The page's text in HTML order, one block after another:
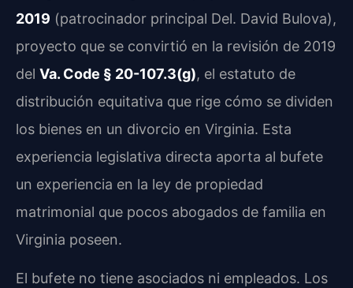
2019 (patrocinador principal Del. David Bulova),
proyecto que se convirtió en la revisión de 2019
del Va. Code § 20-107.3(g), el estatuto de
distribución equitativa que rige cómo se dividen
los bienes en un divorcio en Virginia. Esta
experiencia legislativa directa aporta al bufete
un experiencia en la ley de propiedad
matrimonial que pocos abogados de familia en
Virginia poseen.
El bufete no tiene asociados ni empleados. Los